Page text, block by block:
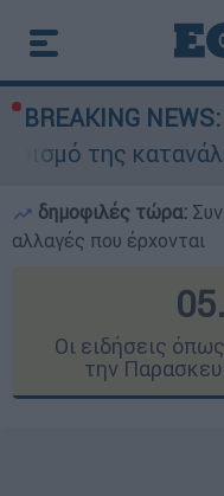
BREAKING NEWS:
δημοφιλές τώρα:
αλλαγές που έρχονται
Οι ειδήσεις
την